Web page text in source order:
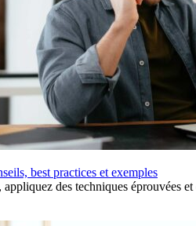
best practices et exemples
des techniques éprouvées